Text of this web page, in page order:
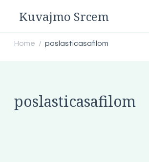
Kuvajmo Srcem
Home / poslasticasafilom
poslasticasafilom